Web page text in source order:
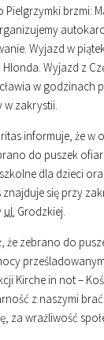
Pielgrzymki brzmi:
Wyjazd w
Hlonda. Wyjazd z
w godzinach
w zakrystii.
informuje, że w
do puszek
dla dzieci
się przy
ul. Grodzkiej.
że zebrano do
Kirche in not –
z naszymi
za wrażliwość